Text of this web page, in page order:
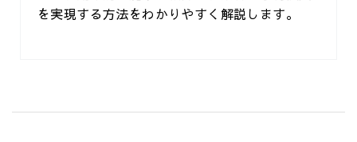
を実現する方法をわかりやすく解説します。